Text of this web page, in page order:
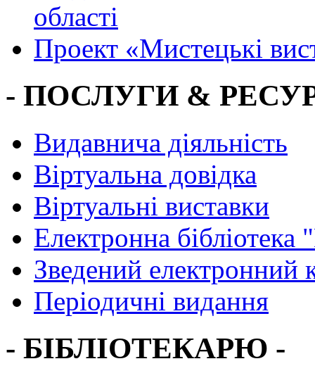
області
Проект «Мистецькі
- ПОСЛУГИ &
Видавнича діяльність
Віртуальна довідка
Віртуальні виставки
Електронна
Зведений електронний
Періодичні видання
- БІБЛІОТЕКАРЮ -